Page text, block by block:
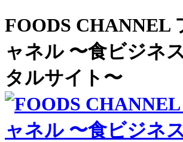
FOODS CHANNEL
ャネル 〜食ビジネ
タルサイト〜